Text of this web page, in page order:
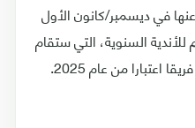
في ديسمبر/كانون الأول
السنوية، التي ستقام